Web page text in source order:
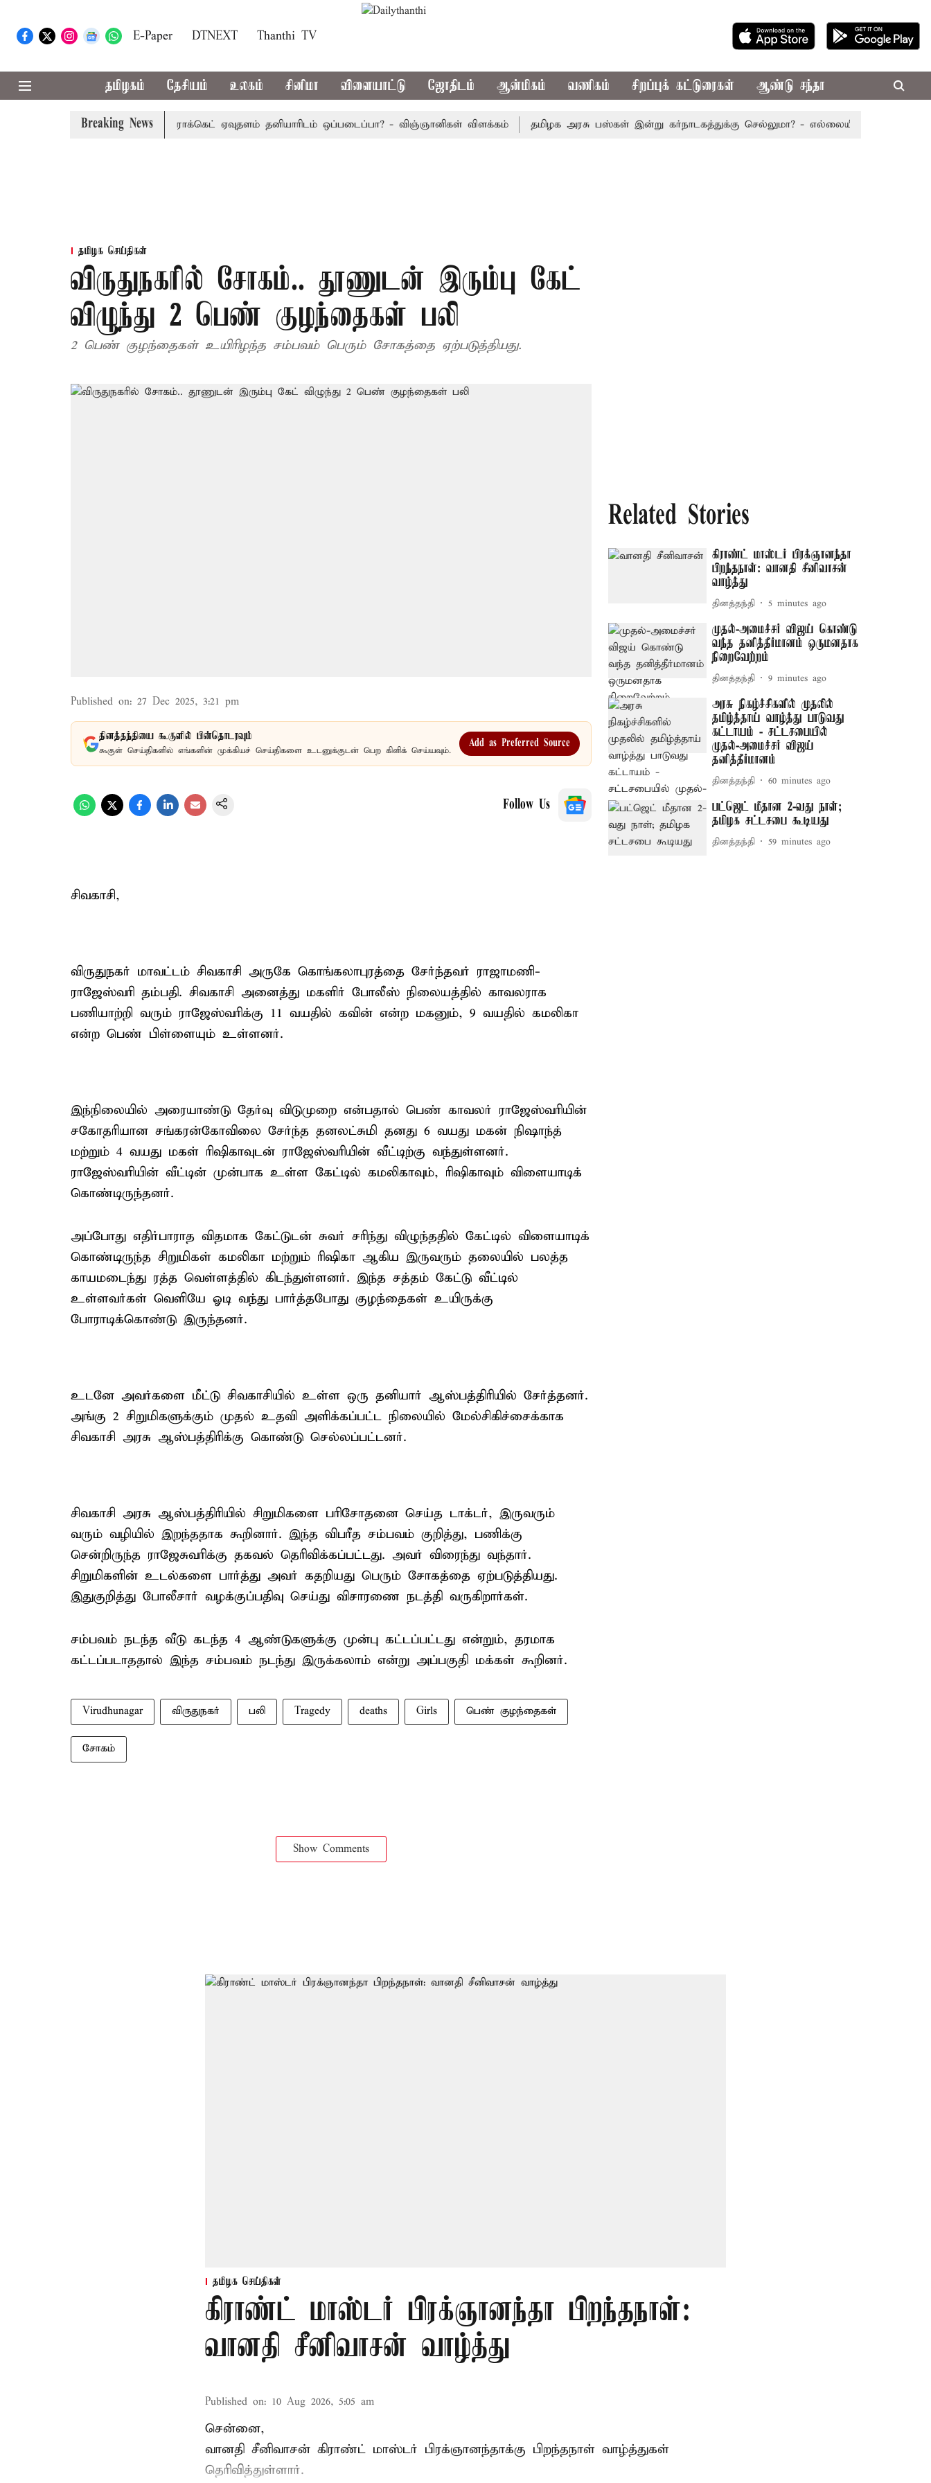
E-Paper DTNEXT Thanthi TV
தமிழகம் தேசியம் உலகம் சினிமா விளையாட்டு ஜோதிடம் ஆன்மிகம் வணிகம் சிறப்புக் கட்டுரைகள் ஆண்டு சந்தா
Breaking News
குலசேகரன்பட்டினம் ராக்கெட் ஏவுதளம் தனியாரிடம் ஒப்படைப்பா? - விஞ்ஞானிகள் விளக்கம் தமிழக அரசு பஸ்கள் இன்று கர்நாடகத்துக்கு செல்லுமா? - எல்லையில் பதற்றம்; போலீஸ்
தமிழக செய்திகள்
விருதுநகரில் சோகம்.. தூணுடன் இரும்பு கேட்
விழுந்து 2 பெண் குழந்தைகள் பலி
2 பெண் குழந்தைகள் உயிரிழந்த சம்பவம் பெரும் சோகத்தை ஏற்படுத்தியது.
Published on: 27 Dec 2025, 3:21 pm
தினத்தந்தியை கூகுளில் பின்தொடரவும்
கூகுள் செய்திகளில் எங்களின் முக்கியச் செய்திகளை உடனுக்குடன் பெற கிளிக் செய்யவும்.
Add as Preferred Source
Follow Us
சிவகாசி,
விருதுநகர் மாவட்டம் சிவகாசி அருகே கொங்கலாபுரத்தை சேர்ந்தவர் ராஜாமணி-
ராஜேஸ்வரி தம்பதி. சிவகாசி அனைத்து மகளிர் போலீஸ் நிலையத்தில் காவலராக
பணியாற்றி வரும் ராஜேஸ்வரிக்கு 11 வயதில் கவின் என்ற மகனும், 9 வயதில் கமலிகா
என்ற பெண் பிள்ளையும் உள்ளனர்.
இந்நிலையில் அரையாண்டு தேர்வு விடுமுறை என்பதால் பெண் காவலர் ராஜேஸ்வரியின்
சகோதரியான சங்கரன்கோவிலை சேர்ந்த தனலட்சுமி தனது 6 வயது மகன் நிஷாந்த்
மற்றும் 4 வயது மகள் ரிஷிகாவுடன் ராஜேஸ்வரியின் வீட்டிற்கு வந்துள்ளனர்.
ராஜேஸ்வரியின் வீட்டின் முன்பாக உள்ள கேட்டில் கமலிகாவும், ரிஷிகாவும் விளையாடிக்
கொண்டிருந்தனர்.
அப்போது எதிர்பாராத விதமாக கேட்டுடன் சுவர் சரிந்து விழுந்ததில் கேட்டில் விளையாடிக்
கொண்டிருந்த சிறுமிகள் கமலிகா மற்றும் ரிஷிகா ஆகிய இருவரும் தலையில் பலத்த
காயமடைந்து ரத்த வெள்ளத்தில் கிடந்துள்ளனர். இந்த சத்தம் கேட்டு வீட்டில்
உள்ளவர்கள் வெளியே ஓடி வந்து பார்த்தபோது குழந்தைகள் உயிருக்கு
போராடிக்கொண்டு இருந்தனர்.
உடனே அவர்களை மீட்டு சிவகாசியில் உள்ள ஒரு தனியார் ஆஸ்பத்திரியில் சேர்த்தனர்.
அங்கு 2 சிறுமிகளுக்கும் முதல் உதவி அளிக்கப்பட்ட நிலையில் மேல்சிகிச்சைக்காக
சிவகாசி அரசு ஆஸ்பத்திரிக்கு கொண்டு செல்லப்பட்டனர்.
சிவகாசி அரசு ஆஸ்பத்திரியில் சிறுமிகளை பரிசோதனை செய்த டாக்டர், இருவரும்
வரும் வழியில் இறந்ததாக கூறினார். இந்த விபரீத சம்பவம் குறித்து, பணிக்கு
சென்றிருந்த ராஜேசுவரிக்கு தகவல் தெரிவிக்கப்பட்டது. அவர் விரைந்து வந்தார்.
சிறுமிகளின் உடல்களை பார்த்து அவர் கதறியது பெரும் சோகத்தை ஏற்படுத்தியது.
இதுகுறித்து போலீசார் வழக்குப்பதிவு செய்து விசாரணை நடத்தி வருகிறார்கள்.
சம்பவம் நடந்த வீடு கடந்த 4 ஆண்டுகளுக்கு முன்பு கட்டப்பட்டது என்றும், தரமாக
கட்டப்படாததால் இந்த சம்பவம் நடந்து இருக்கலாம் என்று அப்பகுதி மக்கள் கூறினர்.
Virudhunagar விருதுநகர் பலி Tragedy deaths Girls பெண் குழந்தைகள்
சோகம்
Show Comments
Related Stories
கிராண்ட் மாஸ்டர் பிரக்ஞானந்தா
பிறந்தநாள்: வானதி சீனிவாசன்
வாழ்த்து
தினத்தந்தி 5 minutes ago
முதல்-அமைச்சர் விஜய் கொண்டு
வந்த தனித்தீர்மானம் ஒருமனதாக
நிறைவேற்றம்
தினத்தந்தி 9 minutes ago
அரசு நிகழ்ச்சிகளில் முதலில்
தமிழ்த்தாய் வாழ்த்து பாடுவது
கட்டாயம் - சட்டசபையில்
முதல்-அமைச்சர் விஜய்
தனித்தீர்மானம்
தினத்தந்தி 60 minutes ago
பட்ஜெட் மீதான 2-வது நாள்;
தமிழக சட்டசபை கூடியது
தினத்தந்தி 59 minutes ago
தமிழக செய்திகள்
கிராண்ட் மாஸ்டர் பிரக்ஞானந்தா பிறந்தநாள்:
வானதி சீனிவாசன் வாழ்த்து
Published on: 10 Aug 2026, 5:05 am
சென்னை,
வானதி சீனிவாசன் கிராண்ட் மாஸ்டர் பிரக்ஞானந்தாக்கு பிறந்தநாள் வாழ்த்துகள்
தெரிவித்துள்ளார்.